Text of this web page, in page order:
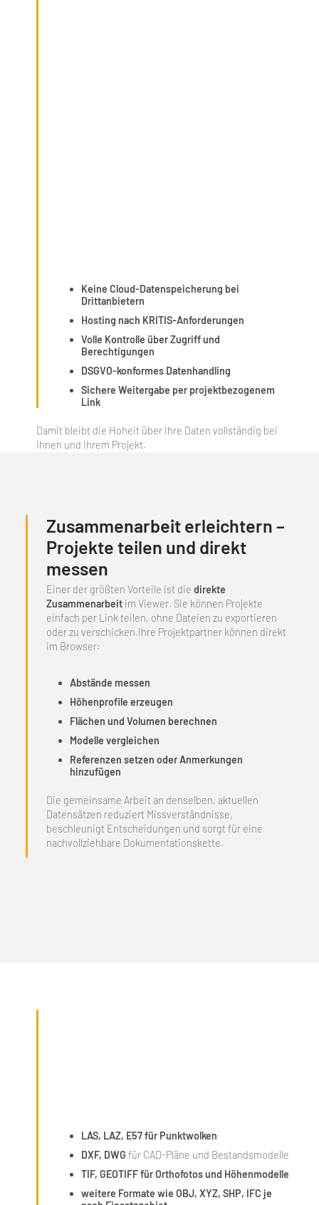
Keine Cloud-Datenspeicherung bei
Drittanbietern
Hosting nach KRITIS-Anforderungen
Volle Kontrolle über Zugriff und
Berechtigungen
DSGVO-konformes Datenhandling
Sichere Weitergabe per projektbezogenem
Link
Damit bleibt die Hoheit über Ihre Daten vollständig bei
Ihnen und Ihrem Projekt.
Zusammenarbeit erleichtern –
Projekte teilen und direkt
messen
Einer der größten Vorteile ist diedirekte
Zusammenarbeit im Viewer. Sie können Projekte
einfach per Link teilen, ohne Dateien zu exportieren
oder zu verschicken.Ihre Projektpartner können direkt
im Browser:
Abstände messen
Höhenprofile erzeugen
Flächen und Volumen berechnen
Modelle vergleichen
Referenzen setzen oder Anmerkungen
hinzufügen
Die gemeinsame Arbeit an denselben, aktuellen
Datensätzen reduziert Missverständnisse,
beschleunigt Entscheidungen und sorgt für eine
nachvollziehbare Dokumentationskette.
LAS, LAZ, E57 für Punktwolken
DXF, DWG für CAD-Pläne und Bestandsmodelle
TIF, GEOTIFF für Orthofotos und Höhenmodelle
weitere Formate wie OBJ, XYZ, SHP, IFC je